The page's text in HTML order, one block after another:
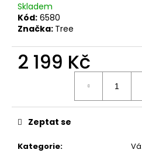
Skladem
Kód: 6580
Značka: Tree
2 199 Kč
Kategorie:
Zeptat se